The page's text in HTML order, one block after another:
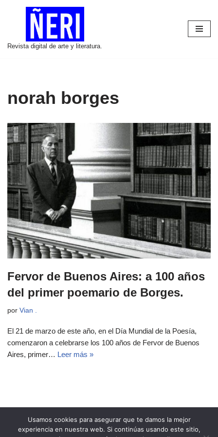
contenido
Revista digital de arte y literatura.
norah borges
Fervor de Buenos Aires: a 100 años
del primer poemario de Borges.
por Vian .
El 21 de marzo de este año, en el Día Mundial de la Poesía,
comenzaron a celebrarse los 100 años de Fervor de Buenos
Aires, primer… Leer más »
Usamos cookies para asegurar que te damos la mejor
experiencia en nuestra web. Si continúas usando este sitio,